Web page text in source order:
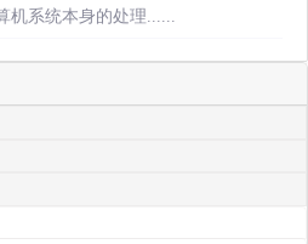
机系统本身的处理......